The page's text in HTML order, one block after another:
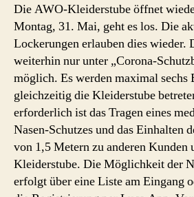
Die AWO-Kleiderstube öffnet
Montag, 31. Mai, geht es los. Die
Lockerungen erlauben dies wieder.
weiterhin nur unter „Corona-
möglich. Es werden maximal sechs
gleichzeitig die Kleiderstube
erforderlich ist das Tragen eines
Nasen-Schutzes und das Einhalten
von 1,5 Metern zu anderen
Kleiderstube. Die Möglichkeit der
erfolgt über eine Liste am Eingang